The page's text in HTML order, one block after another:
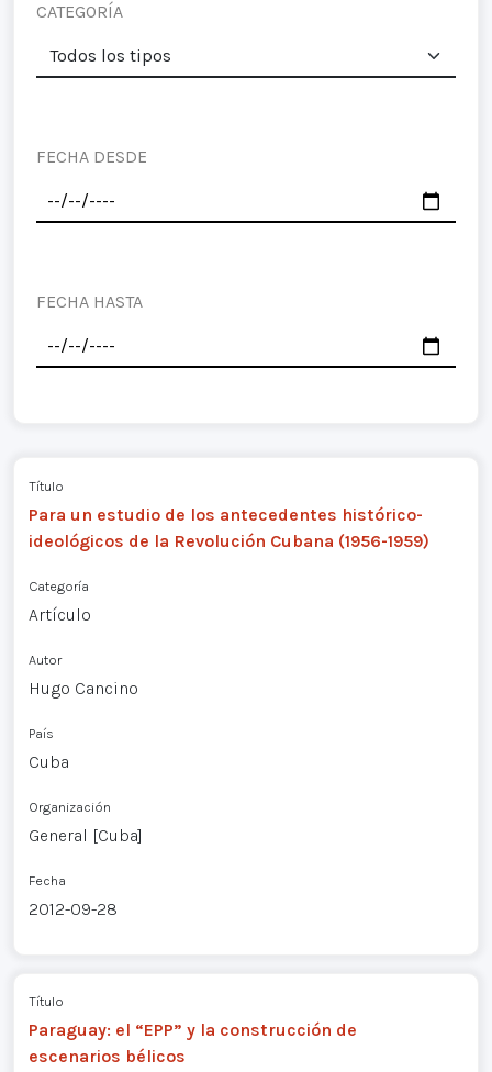
CATEGORÍA
FECHA DESDE
FECHA HASTA
Título
Para un estudio de los antecedentes histórico-
ideológicos de la Revolución Cubana (1956-1959)
Categoría
Artículo
Autor
Hugo Cancino
País
Cuba
Organización
General [Cuba]
Fecha
2012-09-28
Título
Paraguay: el “EPP” y la construcción de
escenarios bélicos